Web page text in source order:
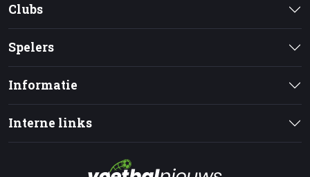
Clubs
Spelers
Informatie
Interne links